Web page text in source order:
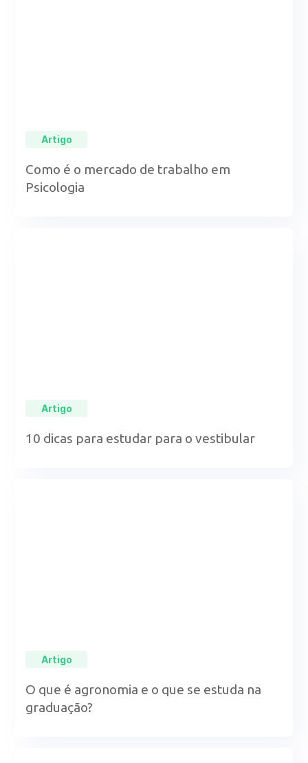
Artigo
Como é o mercado de trabalho em
Psicologia
Artigo
10 dicas para estudar para o vestibular
Artigo
O que é agronomia e o que se estuda na
graduação?